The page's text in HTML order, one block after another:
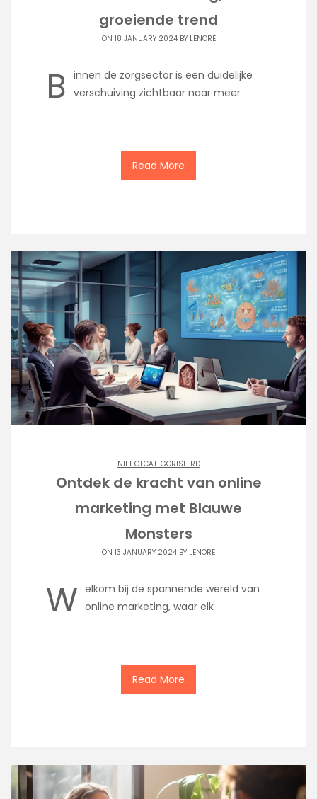
groeiende trend
ON 18 JANUARY 2024 BY LENORE
B innen de zorgsector is een duidelijke
verschuiving zichtbaar naar meer
Read More
NIET GECATEGORISEERD
Ontdek de kracht van online
marketing met Blauwe
Monsters
ON 13 JANUARY 2024 BY LENORE
W elkom bij de spannende wereld van
online marketing, waar elk
Read More